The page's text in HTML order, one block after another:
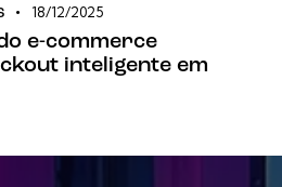
18/12/2025
e-commerce
inteligente em